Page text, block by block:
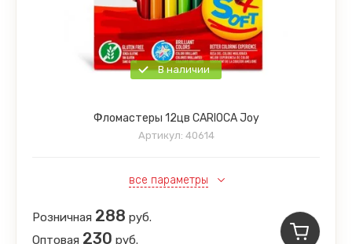
В наличии
Фломастеры 12цв CARIOCA Joy
Артикул: 40614
все параметры
Розничная 288 руб.
Оптовая 230 руб.